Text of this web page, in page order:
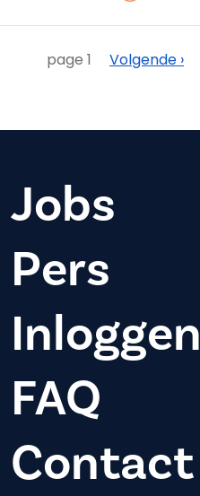
Paginering
page 1 Volgende
Volgende ›
Jobs
Pers
Inloggen
FAQ
Contact